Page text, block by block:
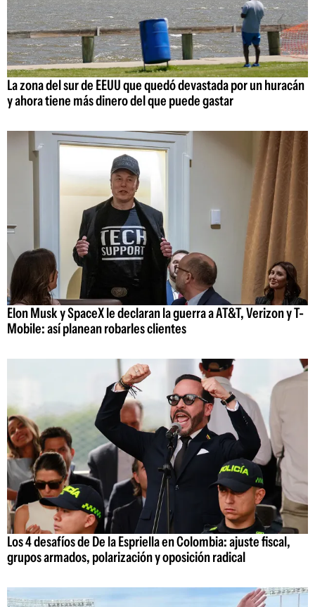
La zona del sur de EEUU que quedó devastada por un huracán
y ahora tiene más dinero del que puede gastar
Elon Musk y SpaceX le declaran la guerra a AT&T, Verizon y T-
Mobile: así planean robarles clientes
Los 4 desafíos de De la Espriella en Colombia: ajuste fiscal,
grupos armados, polarización y oposición radical